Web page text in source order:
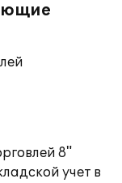
8"
учет в